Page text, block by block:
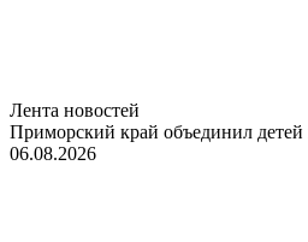
Лента новостей
Приморский край объединил детей
06.08.2026